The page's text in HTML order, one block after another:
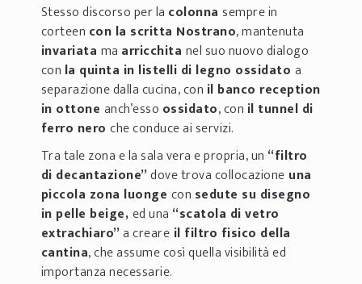
Stesso discorso per la colonna sempre in
corteen con la scritta Nostrano, mantenuta
invariata ma arricchita nel suo nuovo dialogo
con la quinta in listelli di legno ossidato a
separazione dalla cucina, con il banco reception
in ottone anch’esso ossidato, con il tunnel di
ferro neroche conduce ai servizi.
Tra tale zona e la sala vera e propria, un “filtro
di decantazione”dove trova collocazione una
piccola zona luonge con sedute su disegno
in pelle beige,ed una “scatola di vetro
extrachiaro”a creare il filtro fisico della
cantina, che assume così quella visibilità ed
importanza necessarie.